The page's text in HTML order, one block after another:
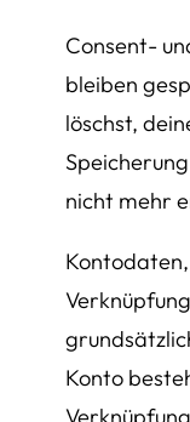
Consent-
bleiben
löschst,
nicht mehr
Konto